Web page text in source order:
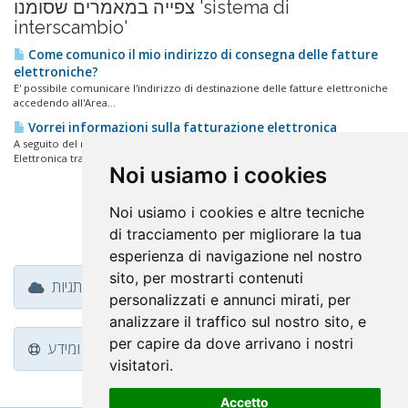
Noi usiamo i cookies
Noi usiamo i cookies e altre tecniche
di tracciamento per migliorare la tua
esperienza di navigazione nel nostro
sito, per mostrarti contenuti
personalizzati e annunci mirati, per
analizzare il traffico sul nostro sito, e
per capire da dove arrivano i nostri
visitatori.
Accetto
צפייה במאמרים שסומנו 'sistema di
interscambio'
Come comunico il mio indirizzo di consegna delle fatture
elettroniche?
E' possibile comunicare l'indirizzo di destinazione delle fatture elettroniche
accedendo all'Area...
Vorrei informazioni sulla fatturazione elettronica
A seguito del recepimento degli obblighi di legge relativi alla Fatturazione
Elettronica tra...
ענן תגיות
פניות ומידע